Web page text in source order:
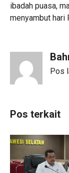
ibadah puasa,
menyambut hari
Pos
Pos terkait